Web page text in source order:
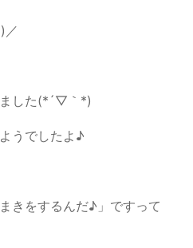
／
した(*´▽｀*)
うでしたよ♪
きをするんだ♪」ですって